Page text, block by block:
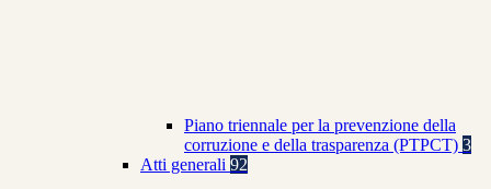
Piano triennale per la prevenzione della
corruzione e della trasparenza (PTPCT) 3
Atti generali 92